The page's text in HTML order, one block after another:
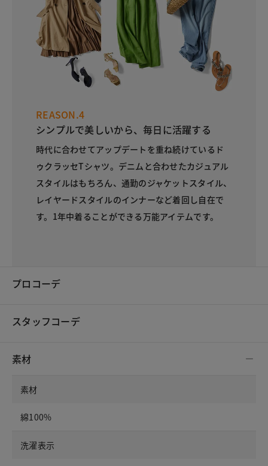
REASON.4
シンプルで美しいから、毎日に活躍する
時代に合わせてアップデートを重ね続けているド
ゥクラッセTシャツ。デニムと合わせたカジュアル
スタイルはもちろん、通勤のジャケットスタイル、
レイヤードスタイルのインナーなど着回し自在で
す。1年中着ることができる万能アイテムです。
プロコーデ
スタッフコーデ
素材
素材
綿100%
洗濯表示